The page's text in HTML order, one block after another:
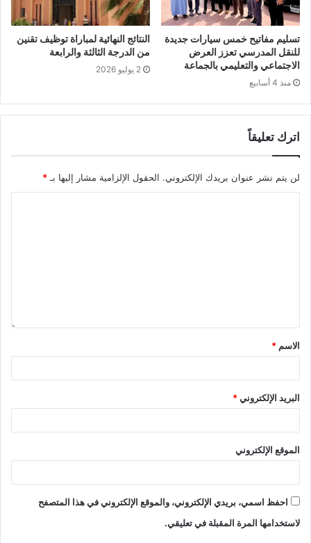
تسليم مفاتيح خمس سيارات جديدة
للنقل المدرسي تعزز العرض
الاجتماعي والتعليمي بالجماعة
منذ 4 أسابيع
النتائج النهائية لمباراة توظيف تقنين
من الدرجة الثالثة والرابعة
2 يوليو 2026
اترك تعليقاً
لن يتم نشر عنوان بريدك الإلكتروني. الحقول الإلزامية مشار إليها بـ *
الاسم *
البريد الإلكتروني*
الموقع الإلكتروني
احفظ اسمي، بريدي الإلكتروني، والموقع الإلكتروني في هذا المتصفح
لاستخدامها المرة المقبلة في تعليقي.